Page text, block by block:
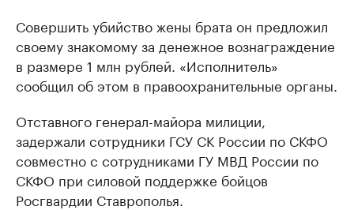
Совершить убийство жены брата он предложил
своему знакомому за денежное вознаграждение
в размере 1 млн рублей. «Исполнитель»
сообщил об этом в правоохранительные органы.
Отставного генерал-майора милиции,
задержали сотрудники ГСУ СК России по СКФО
совместно с сотрудниками ГУ МВД России по
СКФО при силовой поддержке бойцов
Росгвардии Ставрополья.